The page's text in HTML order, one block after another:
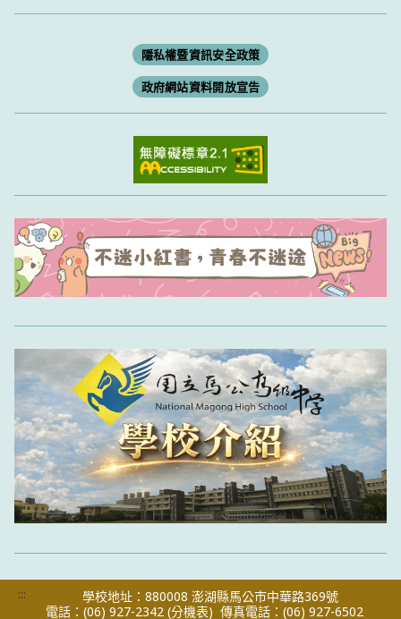
隱私權暨資訊安全政策
政府網站資料開放宣告
:::
學校地址：880008 澎湖縣馬公市中華路369號
電話：(06) 927-2342 (分機表) 傳真電話：(06) 927-6502